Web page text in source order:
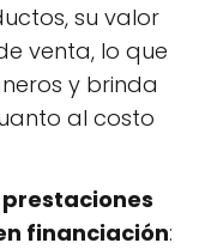
su valor
venta, lo que
y brinda
al costo
financiación: